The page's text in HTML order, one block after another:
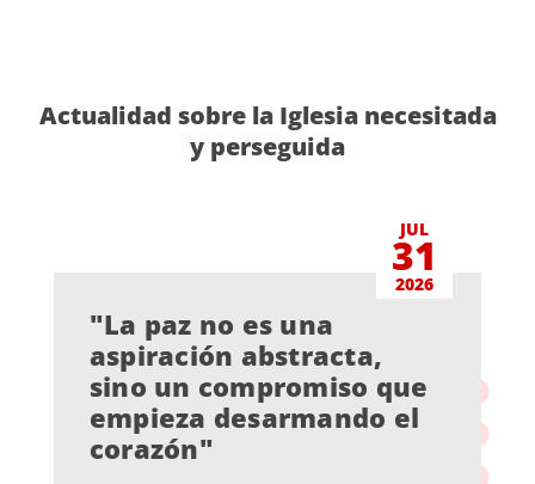
Actualidad sobre la Iglesia necesitada
y perseguida
JUL
31
2026
"La paz no es una
aspiración abstracta,
sino un compromiso que
empieza desarmando el
corazón"